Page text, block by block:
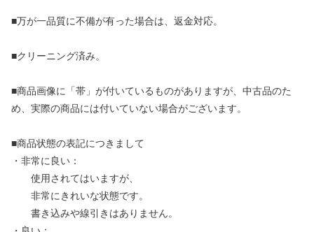
■万が一品質に不備が有った場合は、返金対応。
■クリーニング済み。
■商品画像に「帯」が付いているものがありますが、中古品のた
め、実際の商品には付いていない場合がございます。
■商品状態の表記につきまして
・非常に良い：
使用されてはいますが、
非常にきれいな状態です。
書き込みや線引きはありません。